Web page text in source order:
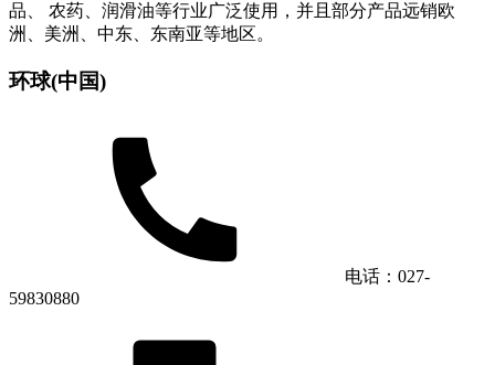
品、 农药、润滑油等行业广泛使用，并且部分产品远销欧
洲、美洲、中东、东南亚等地区。
环球(中国)
电话：027-
59830880